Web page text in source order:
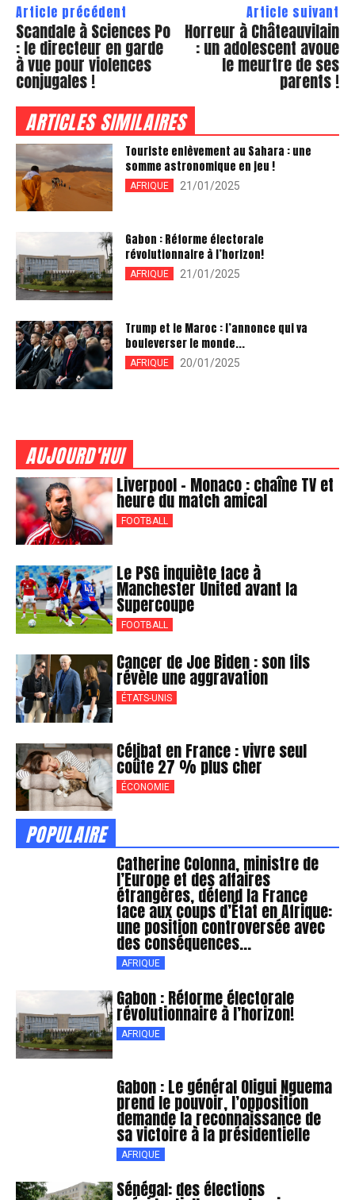
Article précédent
Scandale à Sciences Po
: le directeur en garde
à vue pour violences
conjugales !
Article suivant
Horreur à Châteauvilain
: un adolescent avoue
le meurtre de ses
parents !
ARTICLES SIMILAIRES
Touriste enlèvement au Sahara : une
somme astronomique en jeu !
AFRIQUE 21/01/2025
Gabon : Réforme électorale
révolutionnaire à l’horizon!
AFRIQUE 21/01/2025
Trump et le Maroc : l’annonce qui va
bouleverser le monde...
AFRIQUE 20/01/2025
AUJOURD'HUI
Liverpool – Monaco : chaîne TV et
heure du match amical
FOOTBALL
Le PSG inquiète face à
Manchester United avant la
Supercoupe
FOOTBALL
Cancer de Joe Biden : son fils
révèle une aggravation
ÉTATS-UNIS
Célibat en France : vivre seul
coûte 27 % plus cher
ÉCONOMIE
POPULAIRE
Catherine Colonna, ministre de
l’Europe et des affaires
étrangères, défend la France
face aux coups d’État en Afrique:
une position controversée avec
des conséquences...
AFRIQUE
Gabon : Réforme électorale
révolutionnaire à l’horizon!
AFRIQUE
Gabon : Le général Oligui Nguema
prend le pouvoir, l’opposition
demande la reconnaissance de
sa victoire à la présidentielle
AFRIQUE
Sénégal: des élections